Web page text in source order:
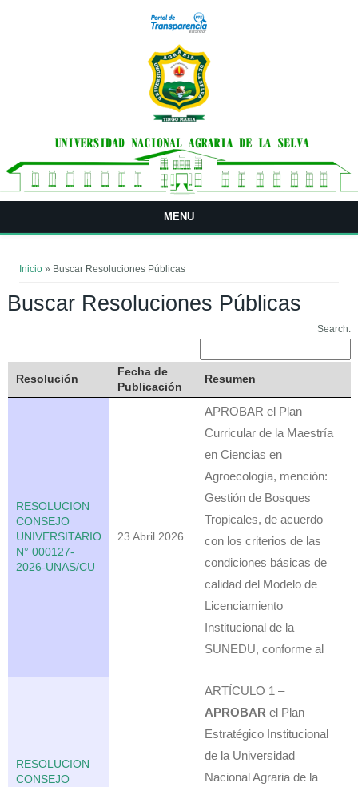
MENU
Inicio » Buscar Resoluciones Públicas
Buscar Resoluciones Públicas
Search:
Resolución
Fecha de
Publicación
Resumen
RESOLUCION
CONSEJO
UNIVERSITARIO
N° 000127-
2026-UNAS/CU
23 Abril 2026
APROBAR el Plan
Curricular de la Maestría
en Ciencias en
Agroecología, mención:
Gestión de Bosques
Tropicales, de acuerdo
con los criterios de las
condiciones básicas de
calidad del Modelo de
Licenciamiento
Institucional de la
SUNEDU, conforme al
RESOLUCION
CONSEJO
ARTÍCULO 1 –
APROBARel Plan
Estratégico Institucional
de la Universidad
Nacional Agraria de la